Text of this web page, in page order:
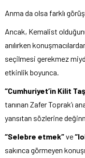
Anma da olsa farklı
Ancak, Kemalist
anılırken
seçilmesi gerekmez
etkinlik boyunca.
“Cumhuriyet’in Kilit
tanınan Zafer Toprak’ı
yansıtan sözlerine
“Selebre etmek”ve
sakınca görmeyen